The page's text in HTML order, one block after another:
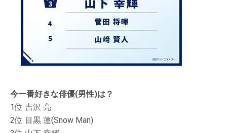
今一番好きな俳優(男性)は？
1位 吉沢 亮
2位 目黒 蓮(Snow Man)